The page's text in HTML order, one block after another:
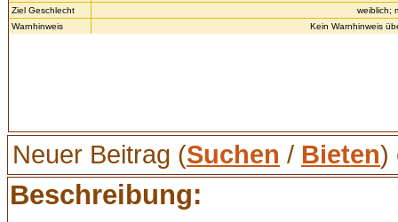
Ziel Geschlecht
weiblich;
Warnhinweis
Kein Warnhinweis
Neuer Beitrag (Suchen / Bieten)
Beschreibung: